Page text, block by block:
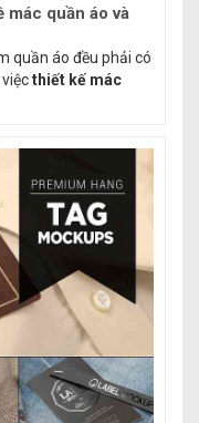
mác quần áo và
quần áo đều phải có
thiết kế mác